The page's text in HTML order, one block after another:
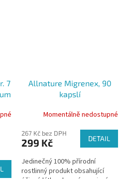
7
Allnature Migrenex, 90
kapslí
Momentálně nedostupné
267 Kč bez DPH
299 Kč DETAIL
Jedinečný 100% přírodní
rostlinný produkt obsahující